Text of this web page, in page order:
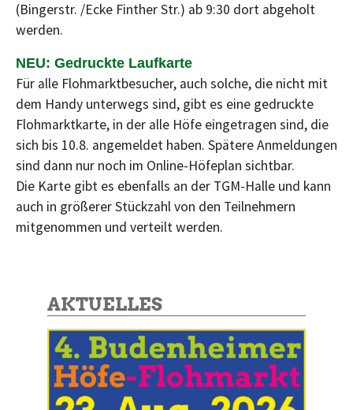
(Bingerstr. /Ecke Finther Str.) ab 9:30 dort abgeholt
werden.
NEU: Gedruckte Laufkarte
Für alle Flohmarktbesucher, auch solche, die nicht mit
dem Handy unterwegs sind, gibt es eine gedruckte
Flohmarktkarte, in der alle Höfe eingetragen sind, die
sich bis 10.8. angemeldet haben. Spätere Anmeldungen
sind dann nur noch im Online-Höfeplan sichtbar.
Die Karte gibt es ebenfalls an der TGM-Halle und kann
auch in größerer Stückzahl von den Teilnehmern
mitgenommen und verteilt werden.
AKTUELLES